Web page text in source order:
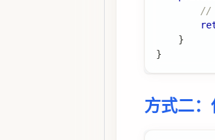
//
}
}
方式二